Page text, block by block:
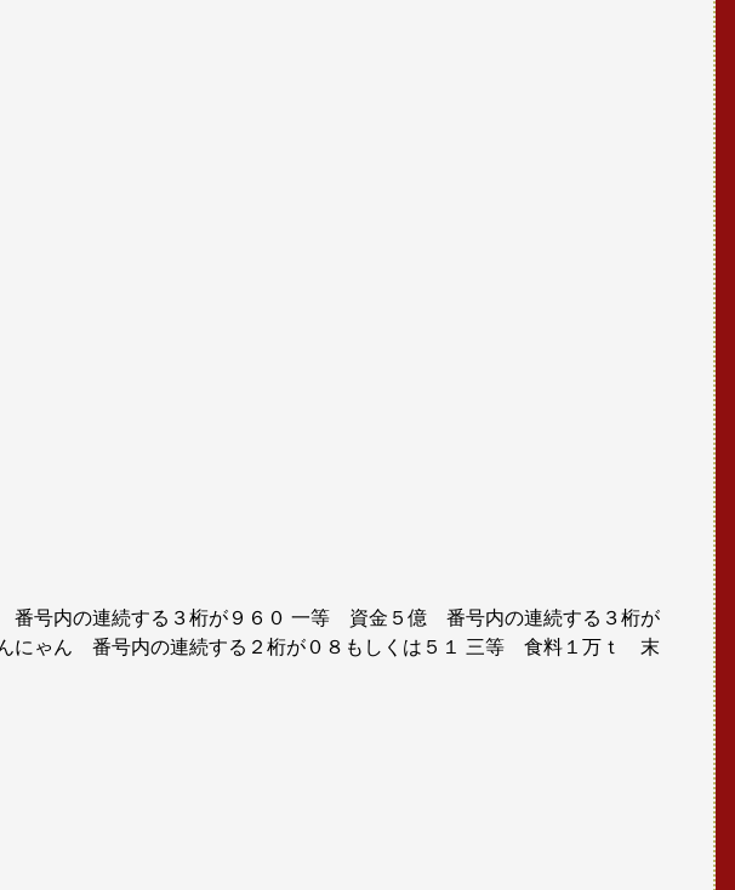
号内の連続する３桁が９６０ 一等 資金５億 番号内の連続する３桁が
にゃん 番号内の連続する２桁が０８もしくは５１ 三等 食料１万ｔ 末